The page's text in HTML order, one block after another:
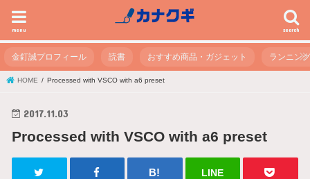
search
menu
金釘誠プロフィール 読書 おすすめ商品・ガジェット ランニング
HOME Processed with VSCO with a6 preset
2017.11.03
Processed with VSCO with a6 preset
LINE